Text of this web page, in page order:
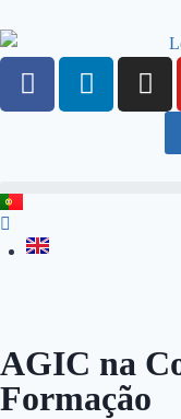
AGIC na
Formação